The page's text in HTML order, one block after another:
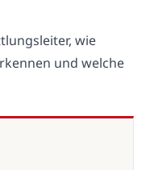
wie
und welche